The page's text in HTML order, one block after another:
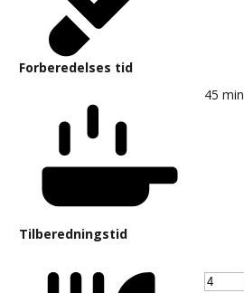
Forberedelses tid
Tilberedningstid
45